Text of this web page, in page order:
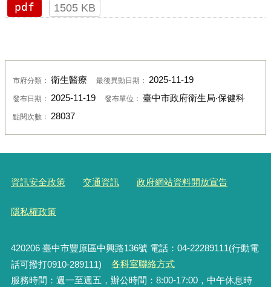
pdf
1505 KB
市府分類： 衛生醫療 最後異動日期： 2025-11-19
發布日期： 2025-11-19 發布單位： 臺中市政府衛生局‧保健科
點閱次數： 28037
資訊安全政策 交通資訊 政府網站資料開放宣告
隱私權政策
420206臺中市豐原區中興路136號 電話：04-22289111(行動電
話可撥打0910-289111)
各科室聯絡方式
服務時間：週一至週五，辦公時間：8:00-17:00，中午休息時